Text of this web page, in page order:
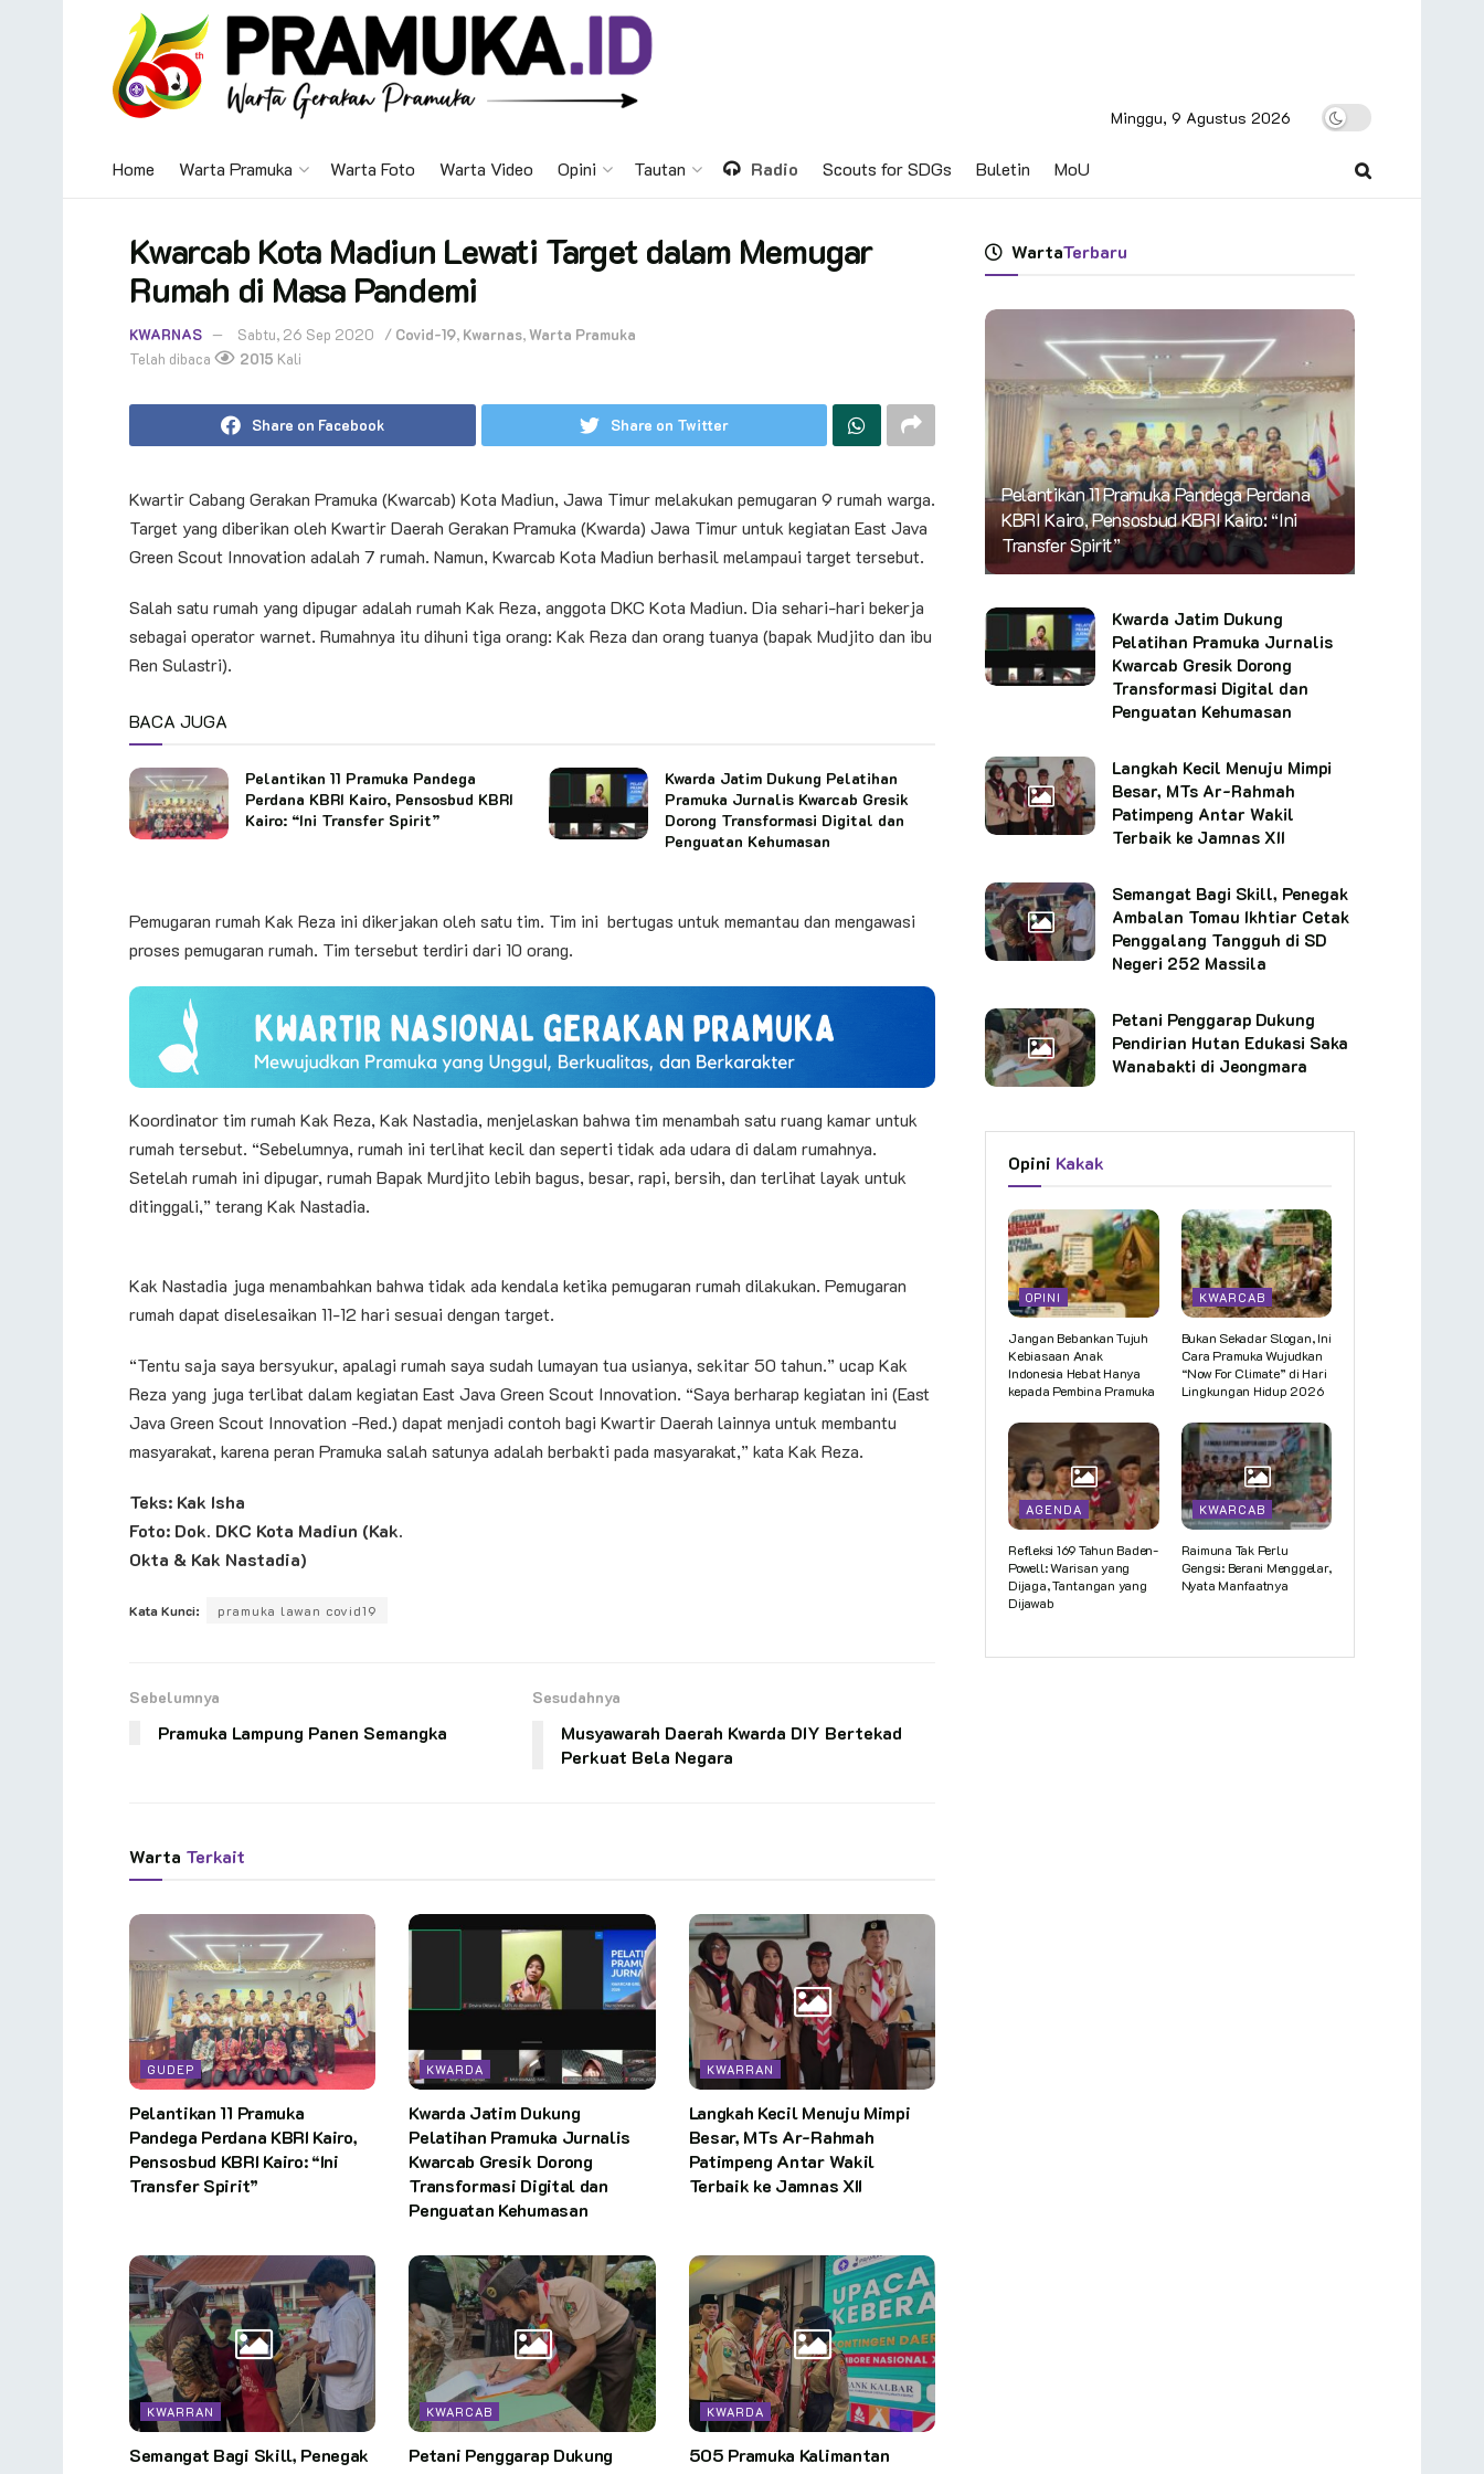
Minggu, 9 Agustus 2026
Home Warta Pramuka Warta Foto Warta Video Opini Tautan Radio Scouts for SDGs Buletin MoU
Kwarcab Kota Madiun Lewati Target dalam Memugar
Rumah di Masa Pandemi
KWARNAS Sabtu, 26 Sep 2020 / Covid-19, Kwarnas,Warta Pramuka
Telah dibaca
2015 Kali
Share on Facebook Share on Twitter
Kwartir Cabang Gerakan Pramuka (Kwarcab) Kota Madiun, Jawa Timur melakukan pemugaran 9 rumah warga.
Target yang diberikan oleh Kwartir Daerah Gerakan Pramuka (Kwarda) Jawa Timur untuk kegiatan East Java
Green Scout Innovation adalah 7 rumah. Namun, Kwarcab Kota Madiun berhasil melampaui target tersebut.
Salah satu rumah yang dipugar adalah rumah Kak Reza, anggota DKC Kota Madiun. Dia sehari-hari bekerja
sebagai operator warnet. Rumahnya itu dihuni tiga orang: Kak Reza dan orang tuanya (bapak Mudjito dan ibu
Ren Sulastri).
BACA JUGA
Pelantikan 11 Pramuka Pandega
Perdana KBRI Kairo, Pensosbud KBRI
Kairo: “Ini Transfer Spirit”
Kwarda Jatim Dukung Pelatihan
Pramuka Jurnalis Kwarcab Gresik
Dorong Transformasi Digital dan
Penguatan Kehumasan
Pemugaran rumah Kak Reza ini dikerjakan oleh satu tim. Tim ini bertugas untuk memantau dan mengawasi
proses pemugaran rumah. Tim tersebut terdiri dari 10 orang.
Koordinator tim rumah Kak Reza, Kak Nastadia, menjelaskan bahwa tim menambah satu ruang kamar untuk
rumah tersebut. “Sebelumnya, rumah ini terlihat kecil dan seperti tidak ada udara di dalam rumahnya.
Setelah rumah ini dipugar, rumah Bapak Murdjito lebih bagus, besar, rapi, bersih, dan terlihat layak untuk
ditinggali,” terang Kak Nastadia.
Kak Nastadia juga menambahkan bahwa tidak ada kendala ketika pemugaran rumah dilakukan. Pemugaran
rumah dapat diselesaikan 11-12 hari sesuai dengan target.
“Tentu saja saya bersyukur, apalagi rumah saya sudah lumayan tua usianya, sekitar 50 tahun.” ucap Kak
Reza yang juga terlibat dalam kegiatan East Java Green Scout Innovation. “Saya berharap kegiatan ini (East
Java Green Scout Innovation -Red.) dapat menjadi contoh bagi Kwartir Daerah lainnya untuk membantu
masyarakat, karena peran Pramuka salah satunya adalah berbakti pada masyarakat,” kata Kak Reza.
Teks: Kak Isha
Foto: Dok. DKC Kota Madiun (Kak.
Okta & Kak Nastadia)
Kata Kunci: pramuka lawan covid19
Sebelumnya
Pramuka Lampung Panen Semangka
Sesudahnya
Musyawarah Daerah Kwarda DIY Bertekad
Perkuat Bela Negara
Warta Terkait
GUDEP
Pelantikan 11 Pramuka
Pandega Perdana KBRI Kairo,
Pensosbud KBRI Kairo: “Ini
Transfer Spirit”
KWARDA
Kwarda Jatim Dukung
Pelatihan Pramuka Jurnalis
Kwarcab Gresik Dorong
Transformasi Digital dan
Penguatan Kehumasan
KWARRAN
Langkah Kecil Menuju Mimpi
Besar, MTs Ar-Rahmah
Patimpeng Antar Wakil
Terbaik ke Jamnas XII
KWARRAN
Semangat Bagi Skill, Penegak
KWARCAB
Petani Penggarap Dukung
KWARDA
505 Pramuka Kalimantan
WartaTerbaru
Pelantikan 11 Pramuka Pandega Perdana
KBRI Kairo, Pensosbud KBRI Kairo: “Ini
Transfer Spirit”
Kwarda Jatim Dukung
Pelatihan Pramuka Jurnalis
Kwarcab Gresik Dorong
Transformasi Digital dan
Penguatan Kehumasan
Langkah Kecil Menuju Mimpi
Besar, MTs Ar-Rahmah
Patimpeng Antar Wakil
Terbaik ke Jamnas XII
Semangat Bagi Skill, Penegak
Ambalan Tomau Ikhtiar Cetak
Penggalang Tangguh di SD
Negeri 252 Massila
Petani Penggarap Dukung
Pendirian Hutan Edukasi Saka
Wanabakti di Jeongmara
Opini Kakak
OPINI
Jangan Bebankan Tujuh
Kebiasaan Anak
Indonesia Hebat Hanya
kepada Pembina Pramuka
KWARCAB
Bukan Sekadar Slogan, Ini
Cara Pramuka Wujudkan
“Now For Climate” di Hari
Lingkungan Hidup 2026
AGENDA
Refleksi 169 Tahun Baden-
Powell: Warisan yang
Dijaga, Tantangan yang
Dijawab
KWARCAB
Raimuna Tak Perlu
Gengsi: Berani Menggelar,
Nyata Manfaatnya